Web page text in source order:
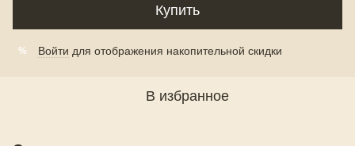
Купить
% Войти для отображения накопительной скидки
В избранное